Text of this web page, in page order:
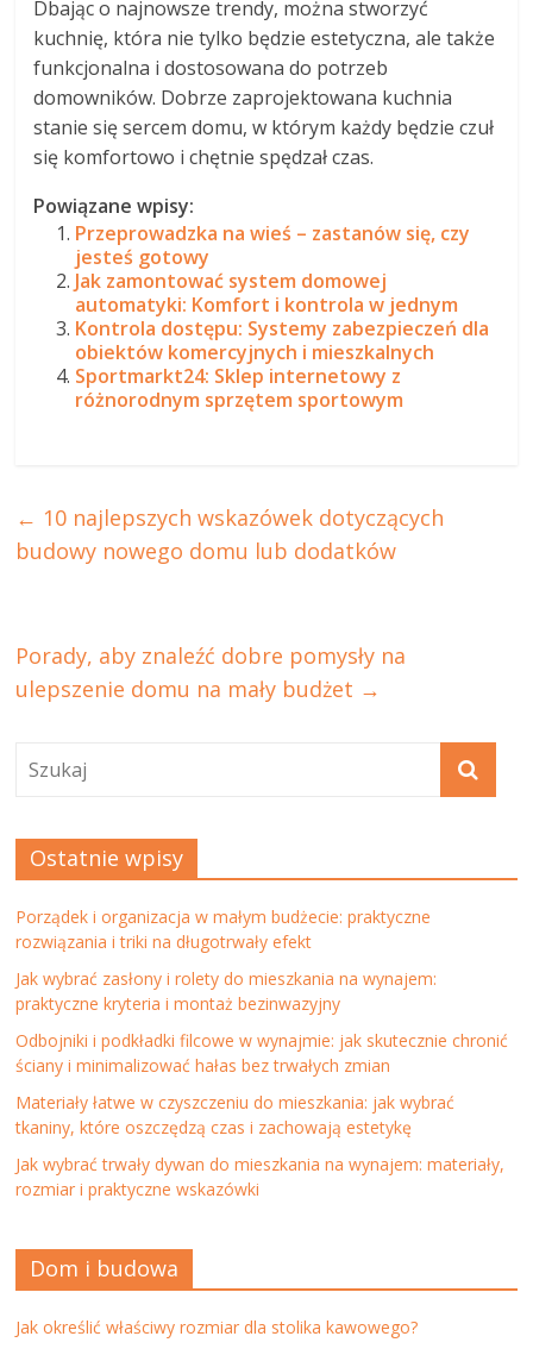
Dbając o najnowsze trendy, można stworzyć
kuchnię, która nie tylko będzie estetyczna, ale także
funkcjonalna i dostosowana do potrzeb
domowników. Dobrze zaprojektowana kuchnia
stanie się sercem domu, w którym każdy będzie czuł
się komfortowo i chętnie spędzał czas.
Powiązane wpisy:
Przeprowadzka na wieś – zastanów się, czy
jesteś gotowy
Jak zamontować system domowej
automatyki: Komfort i kontrola w jednym
Kontrola dostępu: Systemy zabezpieczeń dla
obiektów komercyjnych i mieszkalnych
Sportmarkt24: Sklep internetowy z
różnorodnym sprzętem sportowym
← 10 najlepszych wskazówek dotyczących
budowy nowego domu lub dodatków
Porady, aby znaleźć dobre pomysły na
ulepszenie domu na mały budżet →
Ostatnie wpisy
Porządek i organizacja w małym budżecie: praktyczne
rozwiązania i triki na długotrwały efekt
Jak wybrać zasłony i rolety do mieszkania na wynajem:
praktyczne kryteria i montaż bezinwazyjny
Odbojniki i podkładki filcowe w wynajmie: jak skutecznie chronić
ściany i minimalizować hałas bez trwałych zmian
Materiały łatwe w czyszczeniu do mieszkania: jak wybrać
tkaniny, które oszczędzą czas i zachowają estetykę
Jak wybrać trwały dywan do mieszkania na wynajem: materiały,
rozmiar i praktyczne wskazówki
Dom i budowa
Jak określić właściwy rozmiar dla stolika kawowego?